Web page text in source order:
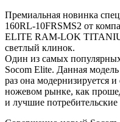
Премиальная новинка
160RL-10FRSMS2 от
ELITE RAM-LOK
светлый клинок.
Один из самых
Socom Elite. Данная
раз она модернизируется и
ножевом рынке, как
и лучшие потребительские